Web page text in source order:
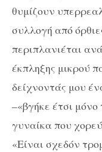
θυμίζουν
συλλογή από
περιπλανιέται
έκπληξης μικρού
δείχνοντάς μου
–«βγήκε έτσι
γυναίκα που
«Είναι σχεδόν